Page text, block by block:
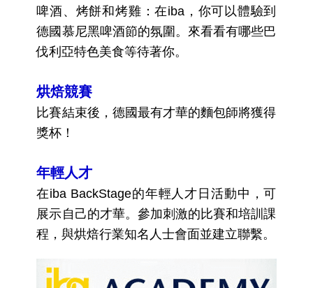
啤酒、烤餅和烤雞：在iba，你可以體驗到
德國慕尼黑啤酒節的氛圍。來看看有哪些巴
伐利亞特色美食等待著你。
烘焙競賽
比賽結束後，德國最有才華的麵包師將獲得
獎杯！
年輕人才
在iba BackStage的年輕人才日活動中，可
展示自己的才華。參加刺激的比賽和培訓課
程，與烘焙行業知名人士會面並建立聯繫。